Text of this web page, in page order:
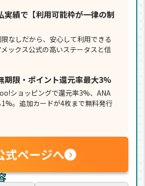
実績で【利用可能枠が一律の制
なしだから、安心して利用できる
ックス公式の高いステータスと信
期限・ポイント還元率最大3%
ショッピングで還元率3%、ANA
。追加カードが4枚まで無料発行
式ページへ